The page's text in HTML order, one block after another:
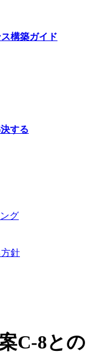
構築ガイド
する
グ
針
C-8との